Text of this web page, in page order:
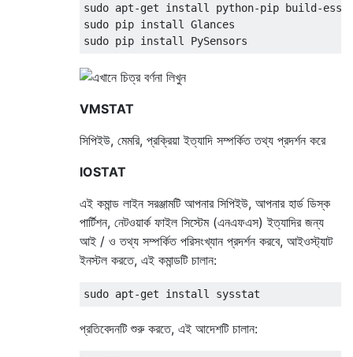
sudo apt-get install python-pip build-
sudo pip install Glances
VMSTAT
সিপিইউ, মেমরি, প্রক্রিয়া ইত্যাদি সম্পর্কিত তথ্য প্রদর্শন করে
IOSTAT
এই কমান্ড লাইন সরঞ্জামটি আপনার সিপিইউ, আপনার হার্ড ডিস্ক
পার্টিশন, নেটওয়ার্ক ফাইল সিস্টেম (এনএফএস) ইত্যাদির জন্য
আই / ও তথ্য সম্পর্কিত পরিসংখ্যান প্রদর্শন করবে, আইওস্ট্যাট
ইনস্টল করতে, এই কমান্ডটি চালান:
প্রতিবেদনটি শুরু করতে, এই আদেশটি চালান: